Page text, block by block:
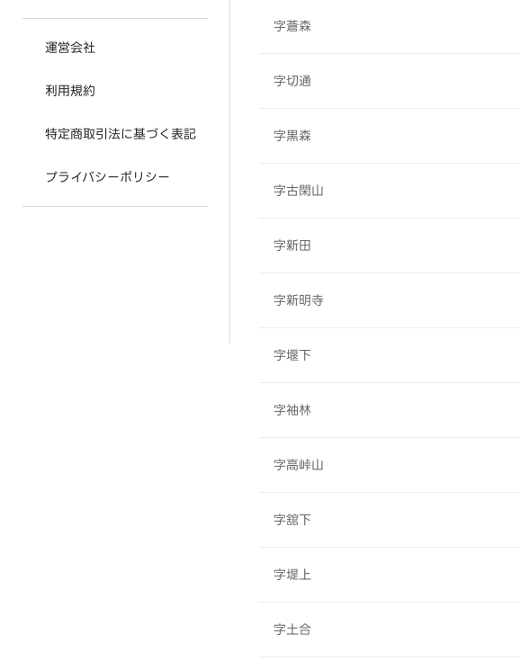
運営会社
利用規約
特定商取引法に基づく表記
プライバシーポリシー
字蒼森
字切通
字黒森
字古閑山
字新田
字新明寺
字堰下
字袖林
字高峠山
字舘下
字堤上
字土合